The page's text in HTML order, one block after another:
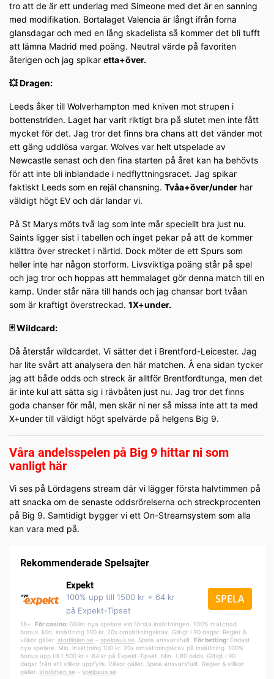
tro att de är ett underlag med Simeone med det är en sanning
med modifikation. Bortalaget Valencia är långt ifrån forna
glansdagar och med en lång skadelista så kommer det bli tufft
att lämna Madrid med poäng. Neutral värde på favoriten
återigen och jag spikar etta+över.
💥 Dragen:
Leeds åker till Wolverhampton med kniven mot strupen i
bottenstriden. Laget har varit riktigt bra på slutet men inte fått
mycket för det. Jag tror det finns bra chans att det vänder mot
ett gäng uddlösa vargar. Wolves var helt utspelade av
Newcastle senast och den fina starten på året kan ha behövts
för att inte bli inblandade i nedflyttningsracet. Jag spikar
faktiskt Leeds som en rejäl chansning. Tvåa+över/under har
väldigt högt EV och där landar vi.
På St Marys möts två lag som inte mår speciellt bra just nu.
Saints ligger sist i tabellen och inget pekar på att de kommer
klättra över strecket i närtid. Dock möter de ett Spurs som
heller inte har någon storform. Livsviktiga poäng står på spel
och jag tror och hoppas att hemmalaget gör denna match till en
kamp. Under står nära till hands och jag chansar bort tvåan
som är kraftigt överstreckad. 1X+under.
🃏 Wildcard:
Då återstår wildcardet. Vi sätter det i Brentford-Leicester. Jag
har lite svårt att analysera den här matchen. Å ena sidan tycker
jag att både odds och streck är alltför Brentfordtunga, men det
är inte kul att sätta sig i rävbåten just nu. Jag tror det finns
goda chanser för mål, men skär ni ner så missa inte att ta med
X+under till väldigt högt spelvärde på helgens Big 9.
Våra andelsspelen på Big 9 hittar ni som
vanligt här
Vi ses på Lördagens stream där vi lägger första halvtimmen på
att snacka om de senaste oddsrörelserna och streckprocenten
på Big 9. Samtidigt bygger vi ett On-Streamsystem som alla
kan vara med på.
Rekommenderade Spelsajter
Expekt
100% upp till 1500 kr + 64 kr
på Expekt-Tipset
SPELA
18+. För casino: Gäller nya spelare vid första insättningen. 100% matchad
bonus. Min. insättning 100 kr. 20x omsättningskrav. Giltigt i 90 dagar. Regler &
villkor gäller. stodlinjen.se – spelpaus.se . Spela ansvarsfullt. För betting: Endast
nya spelare. Min. insättning 100 kr. 20x omsättningskrav på insättning. 100%
bonus upp till 1 500 kr + 64 kr på Expekt-Tipset. Min. 1,80 odds. Giltigt i 90
dagar från att villkor uppfylls. Villkor gäller. Spela ansvarsfullt. Regler & villkor
gäller. stodlinjen.se – spelpaus.se